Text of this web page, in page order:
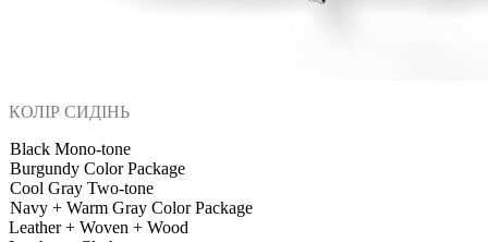
КОЛІР СИДІНЬ
Black Mono-tone
Burgundy Color Package
Cool Gray Two-tone
Navy + Warm Gray Color Package
Leather + Woven + Wood